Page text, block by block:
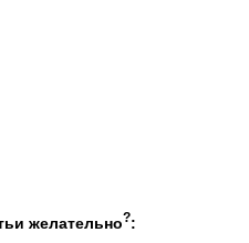
желательно?: